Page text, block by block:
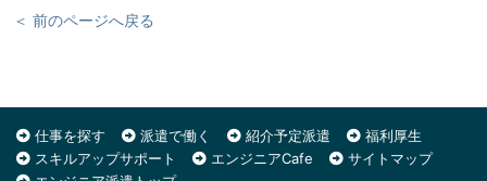
＜ 前のページへ戻る
仕事を探す 派遣で働く 紹介予定派遣
福利厚生
スキルアップサポート
エンジニアCafe
サイトマップ